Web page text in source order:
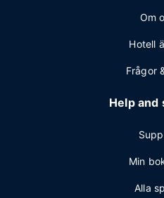
Om
Hotell
Frågor
Help and
Min
Alla